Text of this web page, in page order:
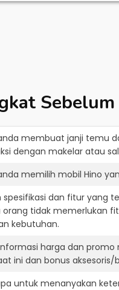
membuat janji temu
dengan makelar atau
memilih mobil Hino
spesifikasi dan fitur yang
orang tidak memerlukan
kebutuhan.
harga dan
ini dan bonus aksesoris/
untuk menanyakan